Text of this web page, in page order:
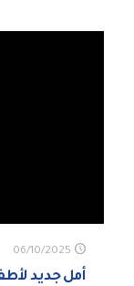
06/10/2025